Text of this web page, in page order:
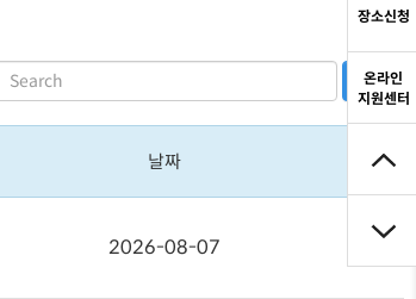
장소신청
온라인
지원센터
검색
날짜
2026-08-07